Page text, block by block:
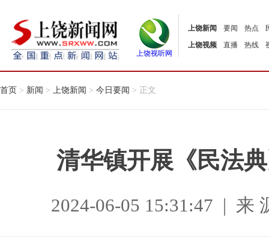
上饶视听网
上饶新闻 要闻 热点
上饶视频
直播 热线
首页 > 新闻 > 上饶新闻 > 今日要闻 > 正文
清华镇开展《民法
2024-06-05 15:31:47 | 来